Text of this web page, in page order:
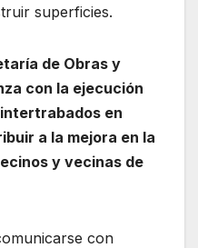
superficies.
de Obras y
con la ejecución
en
a la mejora en la
y vecinas de
con